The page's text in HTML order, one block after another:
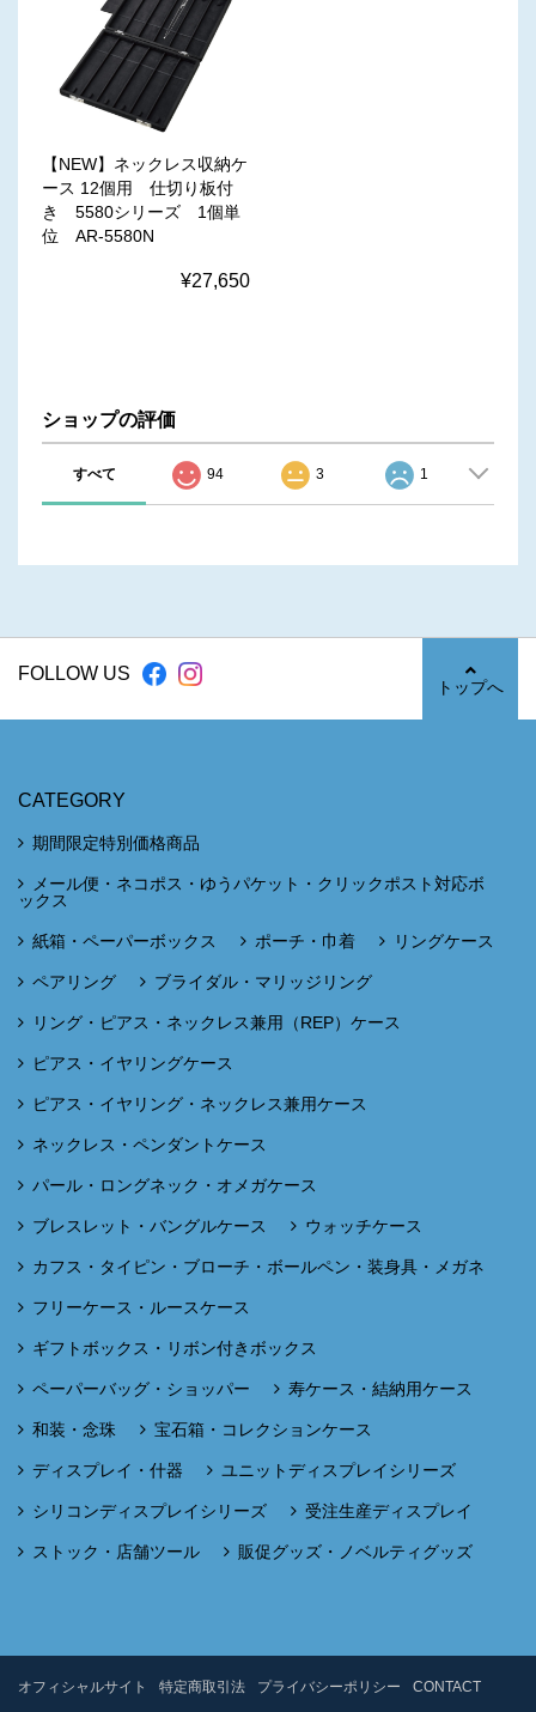
【NEW】ネックレス収納ケ
ース 12個用 仕切り板付
き 5580シリーズ 1個単
位 AR-5580N
¥27,650
ショップの評価
すべて 94 3 1
FOLLOW US
トップへ
CATEGORY
期間限定特別価格商品
メール便・ネコポス・ゆうパケット・クリックポスト対応ボ
ックス
紙箱・ペーパーボックス ポーチ・巾着 リングケース
ペアリング ブライダル・マリッジリング
リング・ピアス・ネックレス兼用（REP）ケース
ピアス・イヤリングケース
ピアス・イヤリング・ネックレス兼用ケース
ネックレス・ペンダントケース
パール・ロングネック・オメガケース
ブレスレット・バングルケース ウォッチケース
カフス・タイピン・ブローチ・ボールペン・装身具・メガネ
フリーケース・ルースケース
ギフトボックス・リボン付きボックス
ペーパーバッグ・ショッパー 寿ケース・結納用ケース
和装・念珠 宝石箱・コレクションケース
ディスプレイ・什器 ユニットディスプレイシリーズ
シリコンディスプレイシリーズ 受注生産ディスプレイ
ストック・店舗ツール 販促グッズ・ノベルティグッズ
オフィシャルサイト 特定商取引法 プライバシーポリシー CONTACT